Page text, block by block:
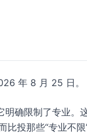
年 8 月 25 日。
明确限制了专业。
比投那些“专业不限